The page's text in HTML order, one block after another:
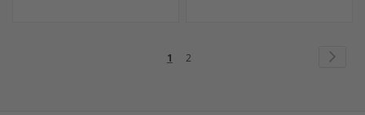
Seite
Sie
1 Seite
2